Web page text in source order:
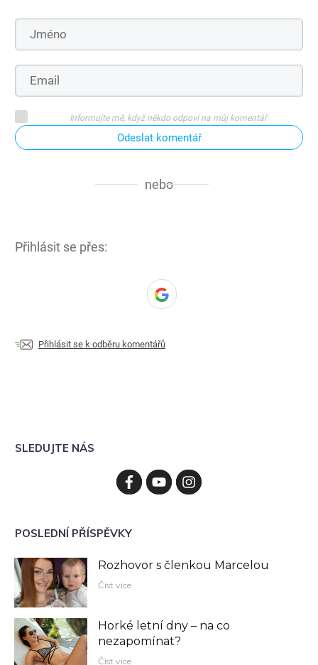
Informujte mě, když někdo odpoví na můj komentář
Odeslat komentář
nebo
Přihlásit se přes:
Přihlásit se k odběru komentářů
SLEDUJTE NÁS
POSLEDNÍ PŘÍSPĚVKY
Rozhovor s členkou Marcelou
Číst více
Horké letní dny – na co
nezapomínat?
Číst více